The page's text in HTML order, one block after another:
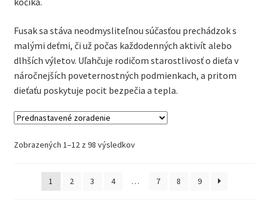
Fusak sa stáva neodmysliteľnou súčasťou prechádzok s
malými deťmi, či už počas každodenných aktivít alebo
dlhších výletov. Uľahčuje rodičom starostlivosť o dieťa v
náročnejších poveternostných podmienkach, a pritom
dieťaťu poskytuje pocit bezpečia a tepla.
Zobrazených 1–12 z 98 výsledkov
1 2 3 4 … 7 8 9